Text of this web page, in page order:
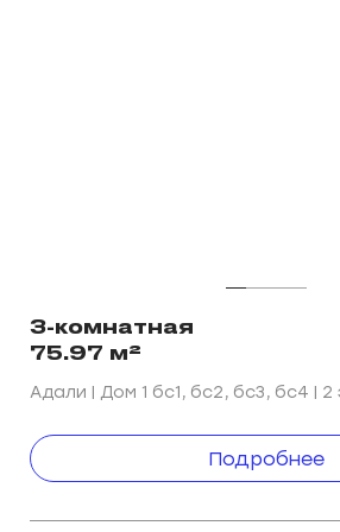
3-комнатная
75.97 м²
Адали | Дом 1 ㅤㅤㅤㅤㅤㅤㅤㅤбс1, бс2, бс3, бс4
Подробнее